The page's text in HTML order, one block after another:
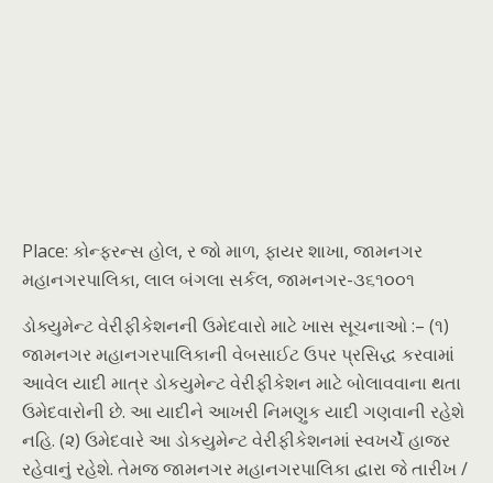
Place: કોન્ફરન્સ હોલ, ર જો માળ, ફાયર શાખા, જામનગર
મહાનગરપાલિકા, લાલ બંગલા સર્કલ, જામનગર-૩૬૧૦૦૧
ડોક્યુમેન્ટ વેરીફીકેશનની ઉમેદવારો માટે ખાસ સૂચનાઓ :– (૧)
જામનગર મહાનગરપાલિકાની વેબસાઈટ ઉપર પ્રસિદ્ધ કરવામાં
આવેલ યાદી માત્ર ડોકયુમેન્ટ વેરીફીકેશન માટે બોલાવવાના થતા
ઉમેદવારોની છે. આ યાદીને આખરી નિમણુક યાદી ગણવાની રહેશે
નહિ. (૨) ઉમેદવારે આ ડોકયુમેન્ટ વેરીફીકેશનમાં સ્વખર્ચે હાજર
રહેવાનું રહેશે. તેમજ જામનગર મહાનગરપાલિકા દ્વારા જે તારીખ /